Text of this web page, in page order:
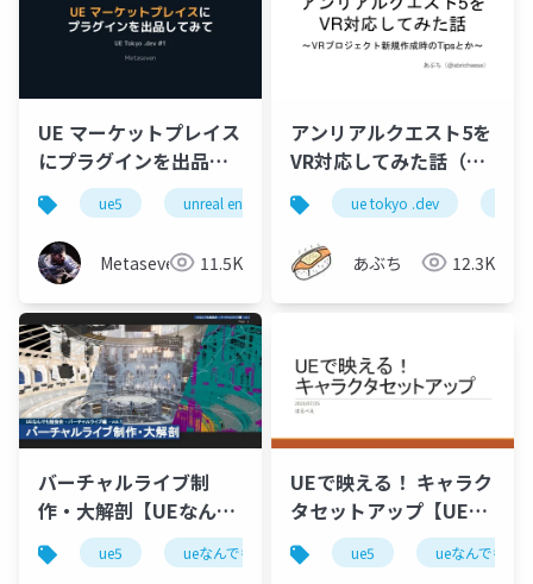
UE マーケットプレイス
にプラグインを出品し
てみてue5 unreal engine uetokyo
Metaseven 11.5K
アンリアルクエスト5を
VR対応してみた話（VR
プロジェクト新規作成
時のTipsとか）
ue tokyo .dev
あぶち 12.3K
バーチャルライブ制
作・大解剖【UEなんで
も勉強会 - バーチャル
ライブ編 - vol.1】
ue5 ueなんでも勉強会 ue-environment
UEで映える！ キャラク
タセットアップ【UEな
んでも勉強会 - バーチ
ャルライブ編 - vol.1】
ue5 ueなんでも勉